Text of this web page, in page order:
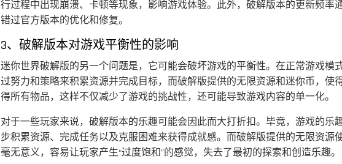
行过程中出现崩溃、卡顿等现象，影响游戏体验。此外，破解版本的更新频率
错过官方版本的优化和修复。
3、破解版本对游戏平衡性的影响
迷你世界破解版的另一个问题是，它可能会破坏游戏的平衡性。在正常游戏模
过努力和策略来积累资源并完成目标，而破解版提供的无限资源和迷你币，使
得所有物品，这样不仅减少了游戏的挑战性，还可能导致游戏内容的单一化。
对于一些玩家来说，破解版本的乐趣可能会因此而大打折扣。毕竟，游戏的乐
步积累资源、完成任务以及克服困难来获得成就感。而破解版提供的无限资源
毫无意义，容易让玩家产生“过度饱和”的感觉，失去了最初的探索和创造乐趣。